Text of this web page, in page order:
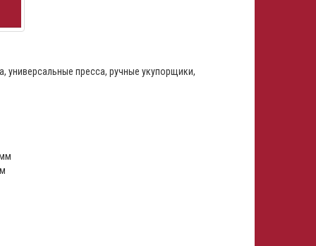
универсальные пресса, ручные укупорщики,